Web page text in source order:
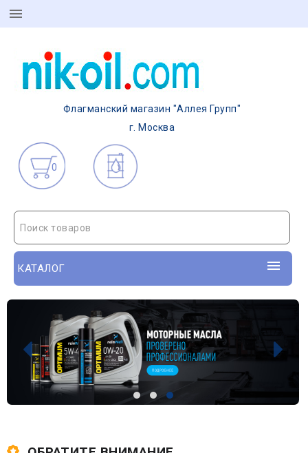
Флагманский магазин "Аллея Групп"
г. Москва
0
Поиск товаров
КАТАЛОГ